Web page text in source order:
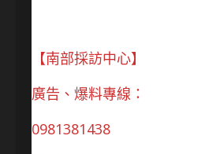
【南部採訪中心】
廣告、爆料專線：
0981381438